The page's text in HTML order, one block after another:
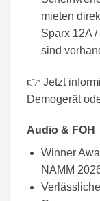
mieten
Sparx 12A
sind
👉 Jetzt
Demogerät
Audio & FOH
Winner
NAMM